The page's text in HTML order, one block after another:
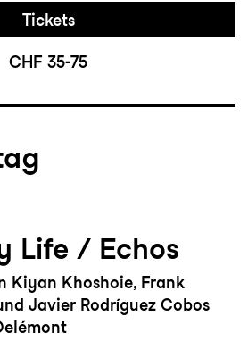
Tickets
CHF 35-75
Life / Echos
Kiyan Khoshoie, Frank
Javier Rodríguez Cobos